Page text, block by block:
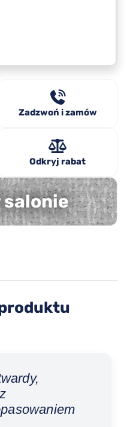
Zadzwoń i zamów
Odkryj rabat
salonie